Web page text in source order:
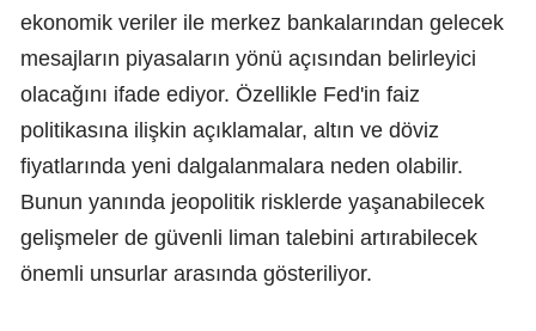
ekonomik veriler ile merkez bankalarından gelecek
mesajların piyasaların yönü açısından belirleyici
olacağını ifade ediyor. Özellikle Fed'in faiz
politikasına ilişkin açıklamalar, altın ve döviz
fiyatlarında yeni dalgalanmalara neden olabilir.
Bunun yanında jeopolitik risklerde yaşanabilecek
gelişmeler de güvenli liman talebini artırabilecek
önemli unsurlar arasında gösteriliyor.